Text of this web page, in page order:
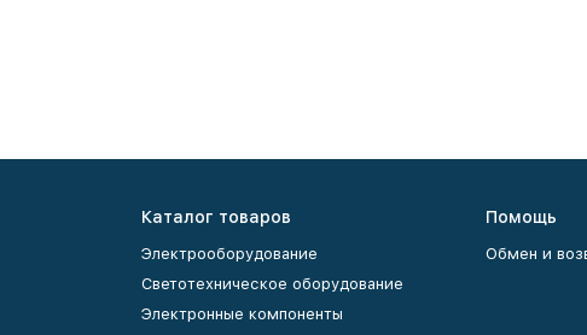
Каталог товаров
Электрооборудование
Светотехническое оборудование
Электронные компоненты
Помощь
Обмен и